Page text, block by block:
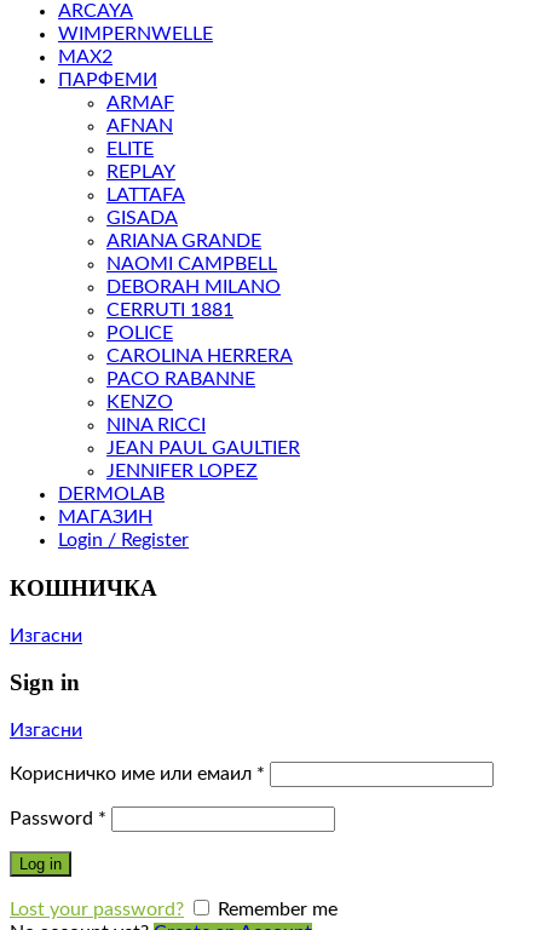
ARCAYA
WIMPERNWELLE
MAX2
ПАРФЕМИ
ARMAF
AFNAN
ELITE
REPLAY
LATTAFA
GISADA
ARIANA GRANDE
NAOMI CAMPBELL
DEBORAH MILANO
CERRUTI 1881
POLICE
CAROLINA HERRERA
PACO RABANNE
KENZO
NINA RICCI
JEAN PAUL GAULTIER
JENNIFER LOPEZ
DERMOLAB
МАГАЗИН
Login / Register
КОШНИЧКА
Изгасни
Sign in
Изгасни
Корисничко име или емаил *
Password *
Log in
Lost your password?
Remember me